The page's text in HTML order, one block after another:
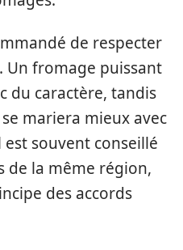
de respecter
Un fromage puissant
du caractère, tandis
mariera mieux avec
souvent conseillé
de la même région,
des accords